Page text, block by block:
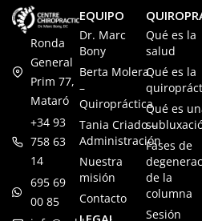
Ronda
General
Prim 77,
Mataró
+34 93
758 63
14
695 69
00 85
EQUIPO
Dr. Marc
Bony
Berta Molera
–
Quiropráctica
Tania Criado –
Administración
Nuestra
misión
Contacto
Qué es la
salud
Qué es la
Qué es
Fases de
de la
columna
Sesión